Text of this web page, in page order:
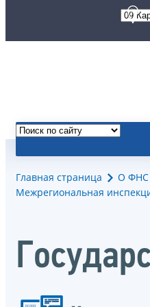
Главная страница О ФНС
Межрегиональная